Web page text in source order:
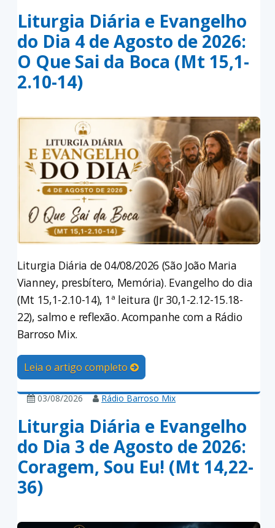
Liturgia Diária e Evangelho
do Dia 4 de Agosto de 2026:
O Que Sai da Boca (Mt 15,1-
2.10-14)
Liturgia Diária de 04/08/2026 (São João Maria
Vianney, presbítero, Memória). Evangelho do dia
(Mt 15,1-2.10-14), 1ª leitura (Jr 30,1-2.12-15.18-
22), salmo e reflexão. Acompanhe com a Rádio
Barroso Mix.
Leia o artigo completo
03/08/2026 Rádio Barroso Mix
Liturgia Diária e Evangelho
do Dia 3 de Agosto de 2026:
Coragem, Sou Eu! (Mt 14,22-
36)